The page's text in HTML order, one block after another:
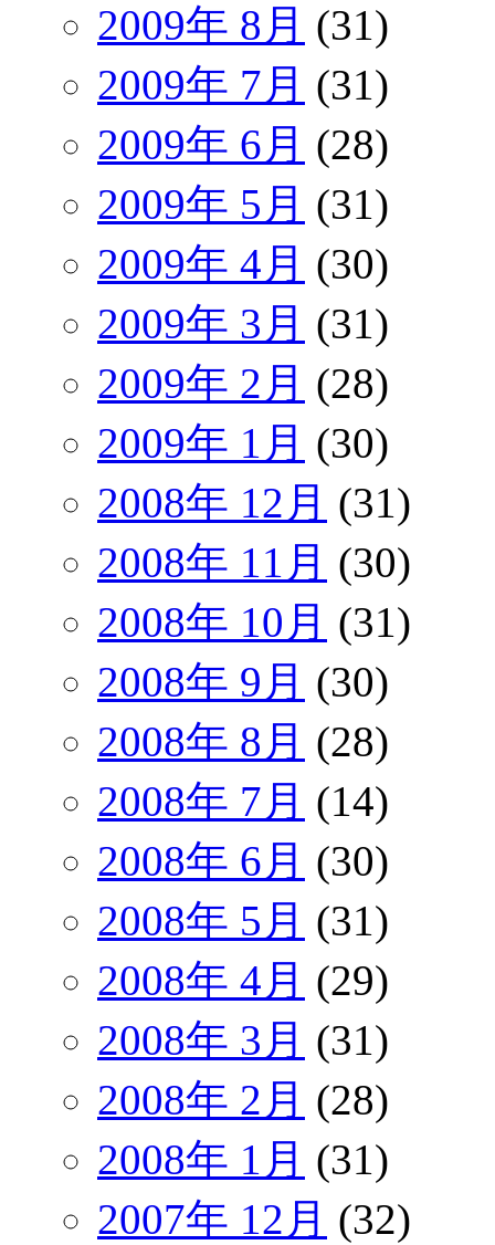
2009年 8月 (31)
2009年 7月 (31)
2009年 6月 (28)
2009年 5月 (31)
2009年 4月 (30)
2009年 3月 (31)
2009年 2月 (28)
2009年 1月 (30)
2008年 12月 (31)
2008年 11月 (30)
2008年 10月 (31)
2008年 9月 (30)
2008年 8月 (28)
2008年 7月 (14)
2008年 6月 (30)
2008年 5月 (31)
2008年 4月 (29)
2008年 3月 (31)
2008年 2月 (28)
2008年 1月 (31)
2007年 12月 (32)